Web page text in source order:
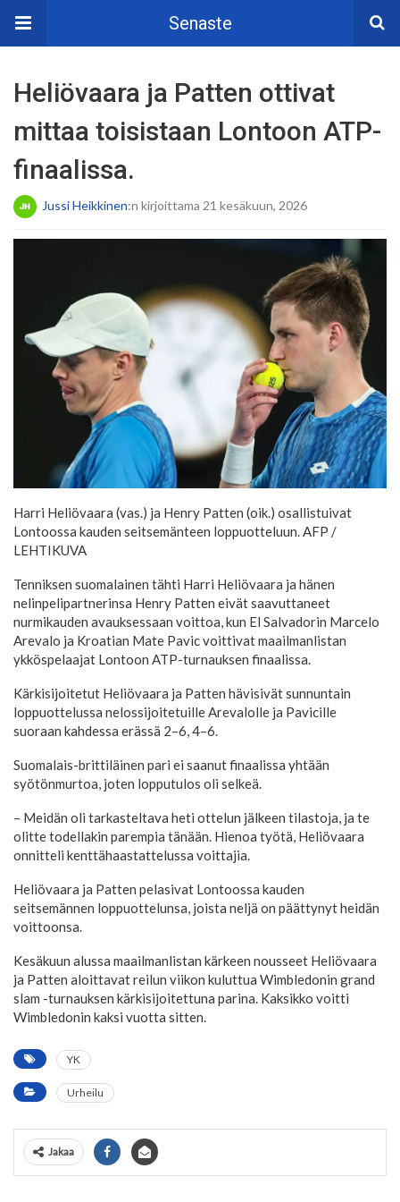
Senaste
Heliövaara ja Patten ottivat
mittaa toisistaan Lontoon ATP-
finaalissa.
Jussi Heikkinen:n kirjoittama 21 kesäkuun, 2026
Harri Heliövaara (vas.) ja Henry Patten (oik.) osallistuivat
Lontoossa kauden seitsemänteen loppuotteluun.AFP /
LEHTIKUVA
Tenniksen suomalainen tähti Harri Heliövaara ja hänen
nelinpelipartnerinsa Henry Patten eivät saavuttaneet
nurmikauden avauksessaan voittoa, kun El Salvadorin Marcelo
Arevalo ja Kroatian Mate Pavic voittivat maailmanlistan
ykköspelaajat Lontoon ATP-turnauksen finaalissa.
Kärkisijoitetut Heliövaara ja Patten hävisivät sunnuntain
loppuottelussa nelossijoitetuille Arevalolle ja Pavicille
suoraan kahdessa erässä 2–6, 4–6.
Suomalais-brittiläinen pari ei saanut finaalissa yhtään
syötönmurtoa, joten lopputulos oli selkeä.
– Meidän oli tarkasteltava heti ottelun jälkeen tilastoja, ja te
olitte todellakin parempia tänään. Hienoa työtä, Heliövaara
onnitteli kenttähaastattelussa voittajia.
Heliövaara ja Patten pelasivat Lontoossa kauden
seitsemännen loppuottelunsa, joista neljä on päättynyt heidän
voittoonsa.
Kesäkuun alussa maailmanlistan kärkeen nousseet Heliövaara
ja Patten aloittavat reilun viikon kuluttua Wimbledonin grand
slam -turnauksen kärkisijoitettuna parina. Kaksikko voitti
Wimbledonin kaksi vuotta sitten.
YK
Urheilu
Jakaa